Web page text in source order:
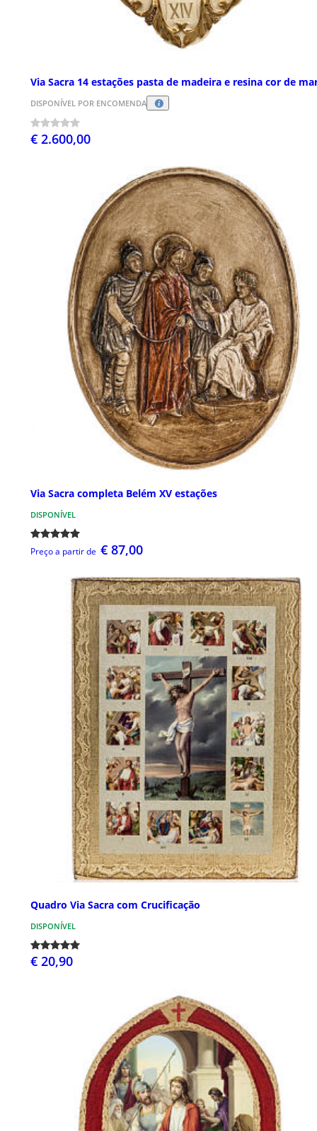
Via Sacra 14 estações pasta de madeira e resina cor de
DISPONÍVEL POR ENCOMENDA
€ 2.600,00
Via Sacra completa Belém XV estações
DISPONÍVEL
Preço a partir de € 87,00
Quadro Via Sacra com Crucificação
DISPONÍVEL
€ 20,90